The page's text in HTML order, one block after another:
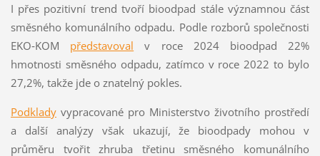
I přes pozitivní trend tvoří bioodpad stále významnou část
směsného komunálního odpadu. Podle rozborů společnosti
EKO‑KOM představoval v roce 2024 bioodpad 22%
hmotnosti směsného odpadu, zatímco v roce 2022 to bylo
27,2%, takže jde o znatelný pokles.
Podkladyvypracované pro Ministerstvo životního prostředí
a další analýzy však ukazují, že bioodpady mohou v
průměru tvořit zhruba třetinu směsného komunálního